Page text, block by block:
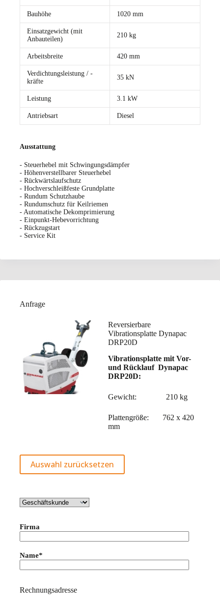
Bauhöhe 1020 mm
Einsatzgewicht (mit
Anbauteilen)
210 kg
Arbeitsbreite 420 mm
Verdichtungsleistung / -
kräfte
35 kN
Leistung 3.1 kW
Antriebsart Diesel
Ausstattung
- Steuerhebel mit Schwingungsdämpfer
- Höhenverstellbarer Steuerhebel
- Rückwärtslaufschutz
- Hochverschleißfeste Grundplatte
- Rundum Schutzhaube
- Rundumschutz für Keilriemen
- Automatische Dekomprimierung
- Einpunkt-Hebevorrichtung
- Rückzugstart
- Service Kit
Anfrage
Reversierbare
Vibrationsplatte Dynapac
DRP20D
Vibrationsplatte mit Vor-
und Rücklauf Dynapac
DRP20D:
Gewicht: 210 kg
Plattengröße: 762 x 420
mm
Auswahl zurücksetzen
Firma
Name*
Rechnungsadresse